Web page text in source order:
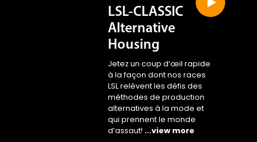
LSL-CLASSIC
Alternative
Housing
Jetez un coup d’œil rapide
à la façon dont nos races
LSL relèvent les défis des
méthodes de production
alternatives à la mode et
qui prennent le monde
d’assaut! ...view more